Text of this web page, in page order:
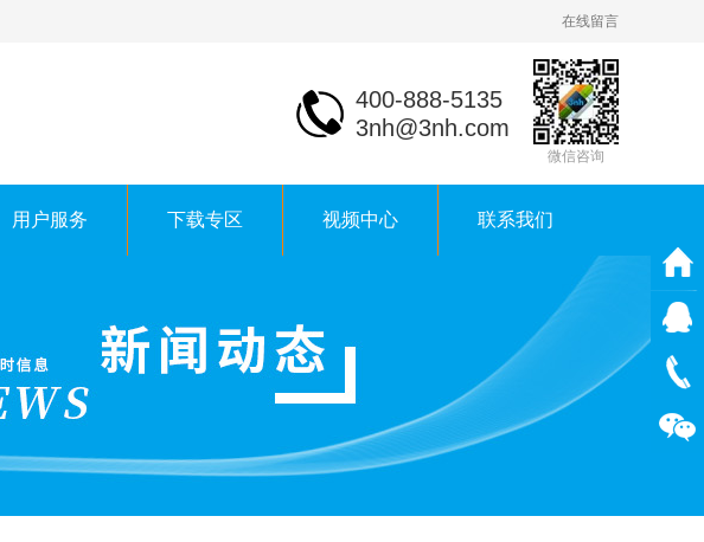
在线留言
微信咨询
400-888-5135
3nh@3nh.com
用户服务 下载专区 视频中心 联系我们